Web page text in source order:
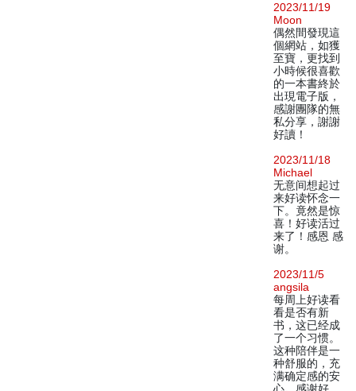
2023/11/19
Moon
偶然間發現這
個網站，如獲
至寶，更找到
小時候很喜歡
的一本書終於
出現電子版，
感謝團隊的無
私分享，謝謝
好讀！
2023/11/18
Michael
无意间想起过
来好读怀念一
下。竟然是惊
喜！好读活过
来了！感恩 感
谢。
2023/11/5
angsila
每周上好读看
看是否有新
书，这已经成
了一个习惯。
这种陪伴是一
种舒服的，充
满确定感的安